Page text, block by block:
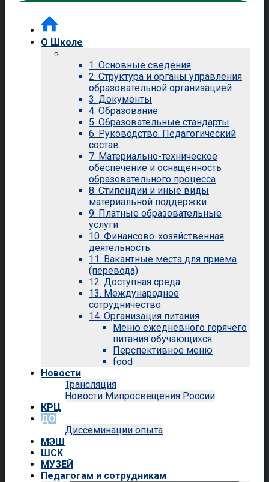
О Школе
—
1. Основные сведения
2. Структура и органы управления
образовательной организацией
3. Документы
4. Образование
5. Образовательные стандарты
6. Руководство. Педагогический
состав.
7. Материально-техническое
обеспечение и оснащенность
образовательного процесса
8. Стипендии и иные виды
материальной поддержки
9. Платные образовательные
услуги
10. Финансово-хозяйственная
деятельность
11. Вакантные места для приема
(перевода)
12. Доступная среда
13. Международное
сотрудничество
14. Организация питания
Меню ежедневного горячего
питания обучающихся
Перспективное меню
food
Новости
Трансляция
Новости Мипросвещения России
КРЦ
ДО
Диссеминации опыта
МЭШ
ШСК
МУЗЕЙ
Педагогам и сотрудникам